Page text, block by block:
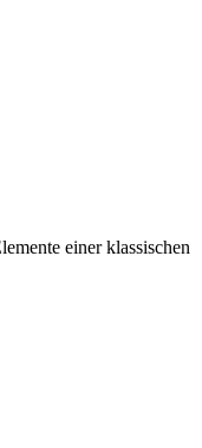
einer klassischen